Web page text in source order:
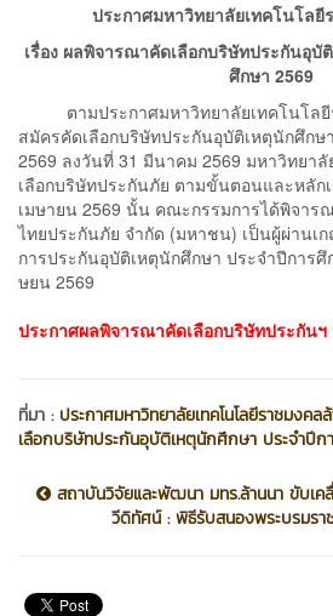
ประกาศมหาวิทยาลัยเทคโนโล
เรื่อง ผลพิจารณาคัดเลือกบริษัทประกันอุบั
ศึกษา 2569
ตามประกาศมหาวิทยาลัยเทคโนโลยี
สมัครคัดเลือกบริษัทประกันอุบัติเหตุนักศึกษ
2569 ลงวันที่ 31 มีนาคม 2569 มหาวิทยา
เลือกบริษัทประกันภัย ตามขั้นตอนและหลั
เมษายน 2569 นั้น คณะกรรมการได้พิจาร
ไทยประกันภัย จำกัด (มหาชน) เป็นผู้ผ่านเ
การประกันอุบัติเหตุนักศึกษา ประจำปีการศึ
ษยน 2569
ประกาศผลพิจารณาคัดเลือกบริษัทประกันฯ
ที่มา : ประกาศมหาวิทยาลัยเทคโนโลยีราชมงค
เลือกบริษัทประกันอุบัติเหตุนักศึกษา ประจำปีก
สถาบันวิจัยและพัฒนา มทร.ล้านนา ขับเค
วีดิทัศน์ : พิธีรับสนองพระบรมราช